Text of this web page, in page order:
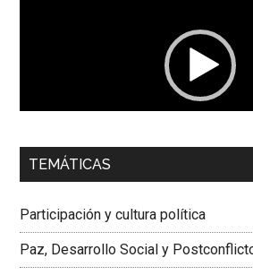
00:00
Dra. Carolina Corcho Mejía,
Colombiana
TEMÁTICAS
Participación y cultura política
Paz, Desarrollo Social y